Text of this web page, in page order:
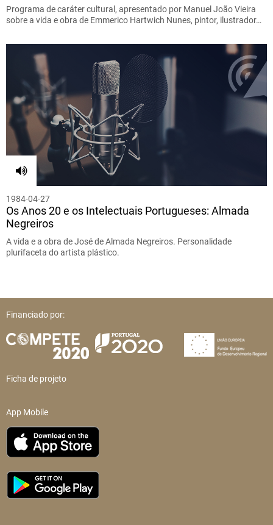
Programa de caráter cultural, apresentado por Manuel João Vieira
sobre a vida e obra de Emmerico Hartwich Nunes, pintor, ilustrador…
1984-04-27
Os Anos 20 e os Intelectuais Portugueses: Almada
Negreiros
A vida e a obra de José de Almada Negreiros. Personalidade
plurifaceta do artista plástico.
Financiado por:
Ficha de projeto
App Mobile